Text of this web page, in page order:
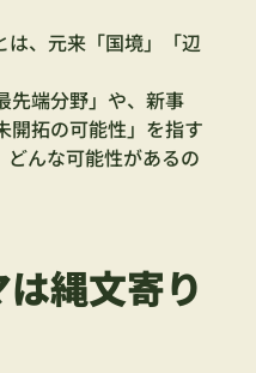
、元来「国境」「辺
先端分野」や、新事
開拓の可能性」を指す
どんな可能性があるの
縄文寄り